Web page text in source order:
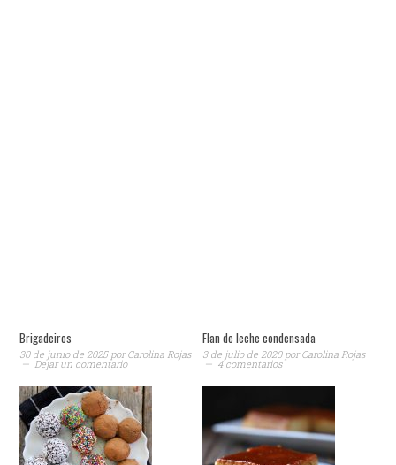
Brigadeiros
30 de junio de 2025porCarolina Rojas
Dejar un comentario
Flan de leche condensada
3 de julio de 2020porCarolina Rojas
4 comentarios